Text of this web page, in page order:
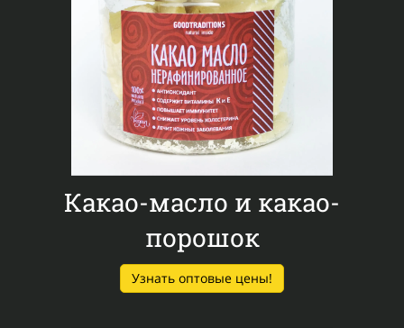
Какао-масло и какао-
порошок
Узнать оптовые цены!